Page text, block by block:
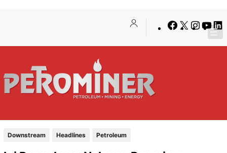
Facebook
X
Downstream Headlines Petroleum